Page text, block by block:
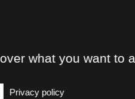
what you want to
Privacy policy